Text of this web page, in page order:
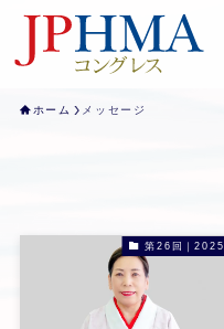
ホーム メッセージ
第26回｜2025